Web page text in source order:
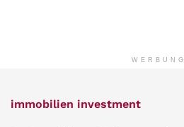
WERBUNG
immobilien investment